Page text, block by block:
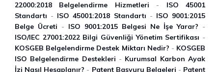
22000:2018 Belgelendirme Hizmetleri - ISO 45001
Standartı - ISO 45001:2018 Standartı - ISO 9001:2015
Belge Ücreti - ISO 9001:2015 Belgesi Ne İşe Yarar? -
ISO/IEC 27001:2022 Bilgi Güvenliği Yönetim Sertifikası -
KOSGEB Belgelendirme Destek Miktarı Nedir? - KOSGEB
ISO Belgelendirme Destekleri - Kurumsal Karbon Ayak
İzi Nasıl Hesaplanır? - Patent Başvuru Belgeleri - Patent